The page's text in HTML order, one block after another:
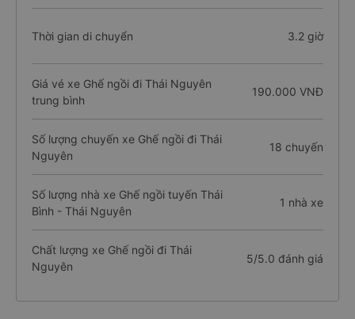
Thời gian di chuyển 3.2 giờ
Giá vé xe Ghế ngồi đi Thái Nguyên
trung bình
190.000 VNĐ
Số lượng chuyến xe Ghế ngồi đi Thái
Nguyên
18 chuyến
Số lượng nhà xe Ghế ngồi tuyến Thái
Bình - Thái Nguyên
1 nhà xe
Chất lượng xe Ghế ngồi đi Thái
Nguyên
5/5.0 đánh giá